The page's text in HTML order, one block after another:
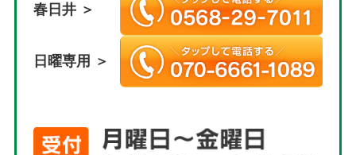
春日井 ＞
日曜専用 ＞